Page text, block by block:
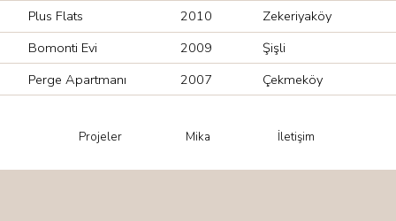
Plus Flats
2010
Zekeriyaköy
Bomonti Evi
2009
Şişli
Perge Apartmanı
2007 Çekmeköy
Projeler Mika İletişim